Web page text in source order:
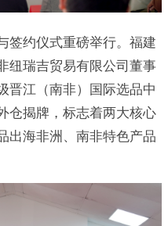
约仪式重磅举行。福建
纽瑞吉贸易有限公司董事
晋江（南非）国际选品中
仓揭牌，标志着两大核心
出海非洲、南非特色产品